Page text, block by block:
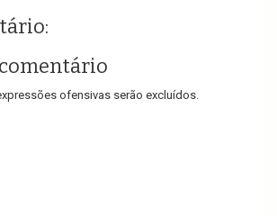
ofensivas serão excluídos.